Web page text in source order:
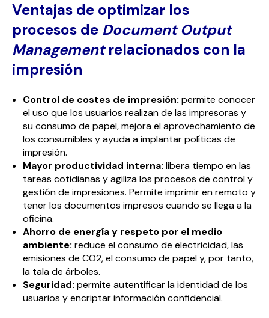
Ventajas de optimizar los
procesos de Document Output
Managementrelacionados con la
impresión
Control de costes de impresión: permite conocer
el uso que los usuarios realizan de las impresoras y
su consumo de papel, mejora el aprovechamiento de
los consumibles y ayuda a implantar políticas de
impresión.
Mayor productividad interna: libera tiempo en las
tareas cotidianas y agiliza los procesos de control y
gestión de impresiones. Permite imprimir en remoto y
tener los documentos impresos cuando se llega a la
oficina.
Ahorro de energía y respeto por el medio
ambiente: reduce el consumo de electricidad, las
emisiones de CO2, el consumo de papel y, por tanto,
la tala de árboles.
Seguridad: permite autentificar la identidad de los
usuarios y encriptar información confidencial.